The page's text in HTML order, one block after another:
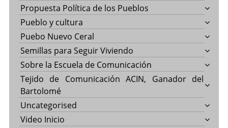
Propuesta Política de los Pueblos
Pueblo y cultura
Puebo Nuevo Ceral
Semillas para Seguir Viviendo
Sobre la Escuela de Comunicación
Tejido de Comunicación ACIN, Ganador del
Bartolomé
Uncategorised
Video Inicio